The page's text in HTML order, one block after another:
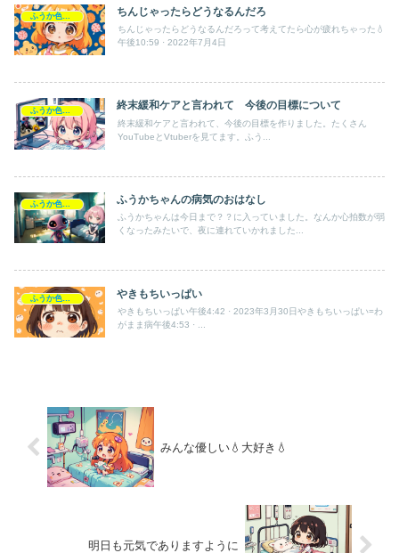
ちんじゃったらどうなるんだろ
ちんじゃったらどうなるんだろって考えてたら心が疲れちゃった💧
午後10:59 · 2022年7月4日
終末緩和ケアと言われて 今後の目標について
終末緩和ケアと言われて、今後の目標を作りました。たくさん
YouTubeとVtuberを見てます。ふう...
ふうか色々語録 ふうかちゃんの病気のおはなし
ふうかちゃんは今日まで？？に入っていました。なんか心拍数が弱
くなったみたいで、夜に連れていかれました...
ふうか色々語録 やきもちいっぱい
やきもちいっぱい午後4:42 · 2023年3月30日やきもちいっぱい=わ
がまま病午後4:53 · ...
みんな優しい💧大好き💧
明日も元気でありますように